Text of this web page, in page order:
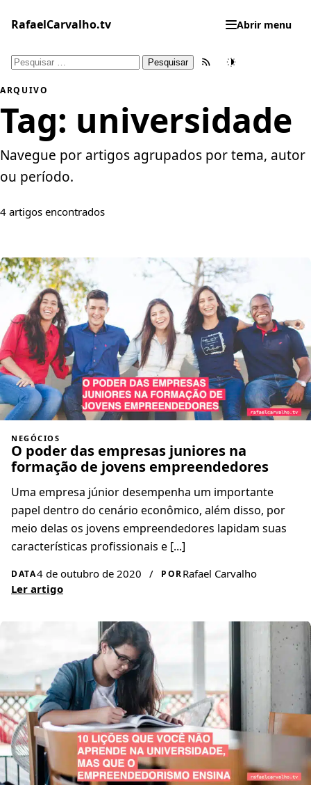
para
conteúdo
RafaelCarvalho.tv Abrir menu
Pesquisar
Feed RSSTema
ARQUIVO
Tag: universidade
Navegue por artigos agrupados por tema, autor
ou período.
4 artigos encontrados
NEGÓCIOS
O poder das empresas juniores na
formação de jovens empreendedores
Uma empresa júnior desempenha um importante
papel dentro do cenário econômico, além disso, por
meio delas os jovens empreendedores lapidam suas
características profissionais e [...]
DATA4 de outubro de 2020 / PORRafael Carvalho
Ler artigo